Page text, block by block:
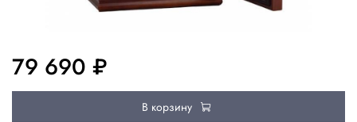
79 690 ₽
В корзину